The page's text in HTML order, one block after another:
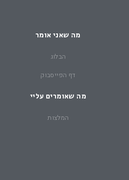
מה שאני אומר
הבלוג
דף הפייסבוק
מה שאומרים עליי
המלצות